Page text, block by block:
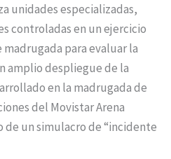
unidades especializadas,
controladas en un ejercicio
para evaluar la
amplio despliegue de la
en la madrugada de
del Movistar Arena
un simulacro de “incidente